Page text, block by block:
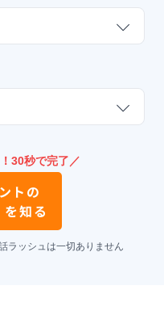
30秒で完了／
ト の
を知る
ラッシュは一切ありません